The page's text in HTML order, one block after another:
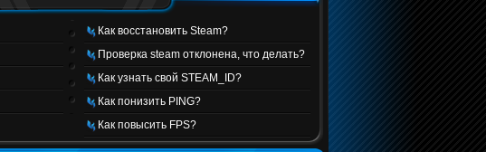
Как восстановить Steam?
Проверка steam отклонена, что делать?
Как узнать свой STEAM_ID?
Как понизить PING?
Как повысить FPS?